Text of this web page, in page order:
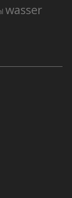
wasser